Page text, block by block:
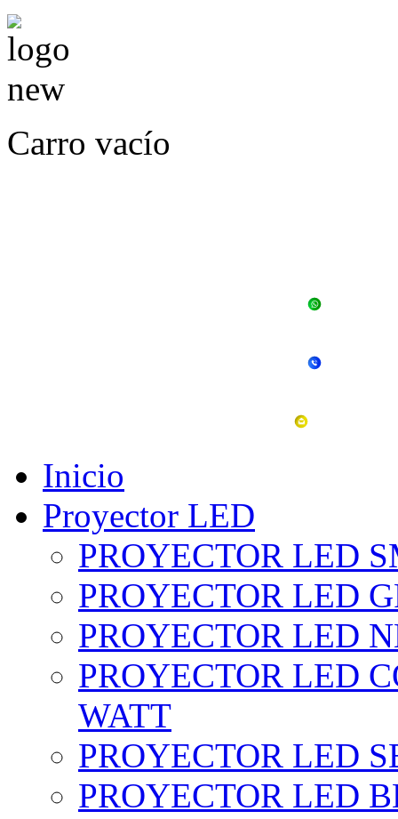
Carro vacío
Inicio
Proyector LED
PROYECTOR LED
PROYECTOR LED
PROYECTOR LED
PROYECTOR LED
WATT
PROYECTOR LED
PROYECTOR LED